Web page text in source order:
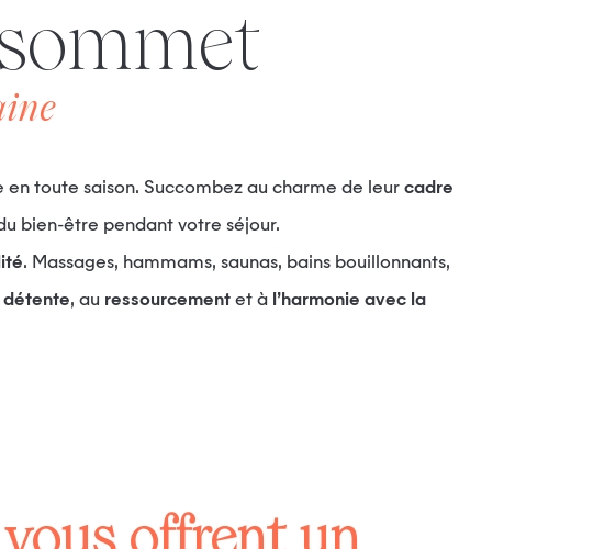
toute saison. Succombez au charme de leur cadre
bien-être pendant votre séjour.
. Massages, hammams, saunas, bains bouillonnants,
détente, au ressourcement et à l’harmonie avec la